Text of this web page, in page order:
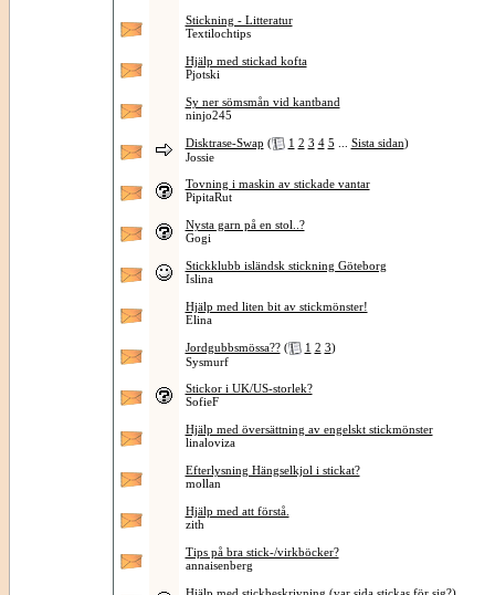
Stickning - Litteratur
Textilochtips
Hjälp med stickad kofta
Pjotski
Sy ner sömsmån vid kantband
ninjo245
Disktrase-Swap ( 1 2 3 4 5 Sista sidan)
Jossie
Tovning i maskin av stickade vantar
PipitaRut
Nysta garn på en stol..?
Gogi
Stickklubb isländsk stickning Göteborg
Islina
Hjälp med liten bit av stickmönster!
Elina
Jordgubbsmössa?? ( 1 2 3)
Sysmurf
Stickor i UK/US-storlek?
SofieF
Hjälp med översättning av engelskt stickmönster
linaloviza
Efterlysning Hängselkjol i stickat?
mollan
Hjälp med att förstå.
zith
Tips på bra stick-/virkböcker?
annaisenberg